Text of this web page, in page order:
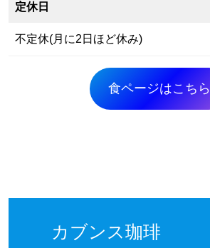
定休日
不定休(月に2日ほど休み)
食ページはこちら
カブンス珈琲